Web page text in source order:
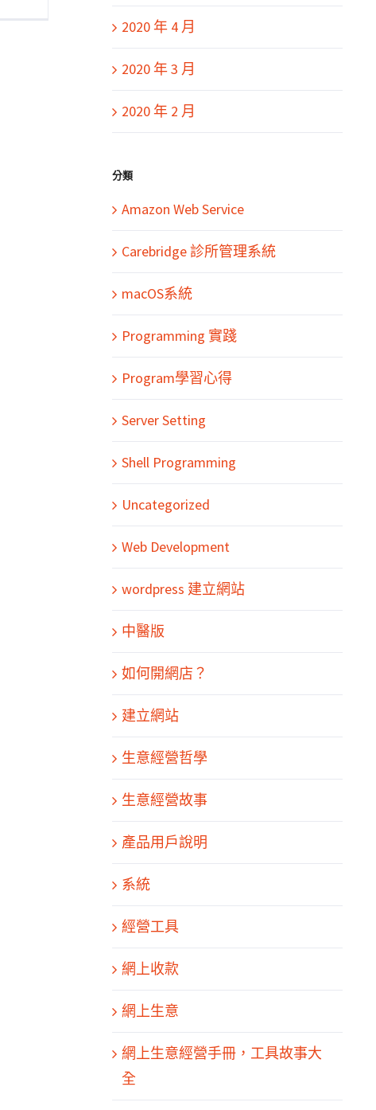
2020 年 4 月
2020 年 3 月
2020 年 2 月
分類
Amazon Web Service
Carebridge 診所管理系統
macOS系統
Programming 實踐
Program學習心得
Server Setting
Shell Programming
Uncategorized
Web Development
wordpress 建立網站
中醫版
如何開網店？
建立網站
生意經營哲學
生意經營故事
產品用戶說明
系統
經營工具
網上收款
網上生意
網上生意經營手冊，工具故事大
全